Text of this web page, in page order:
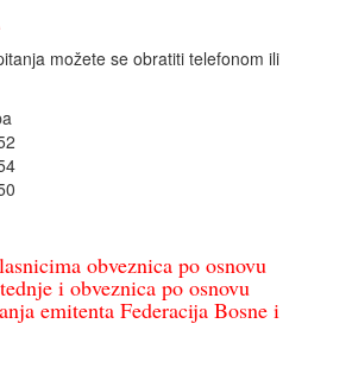
možete se obratiti telefonom ili
obveznica po osnovu
i obveznica po osnovu
emitenta Federacija Bosne i